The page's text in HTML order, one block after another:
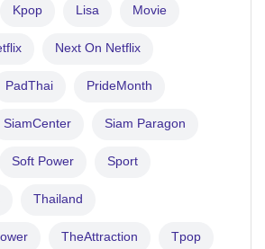
Kpop Lisa Movie
Next On Netflix
PadThai PrideMonth
SiamCenter Siam Paragon
Soft Power Sport
Thailand
TheAttraction Tpop